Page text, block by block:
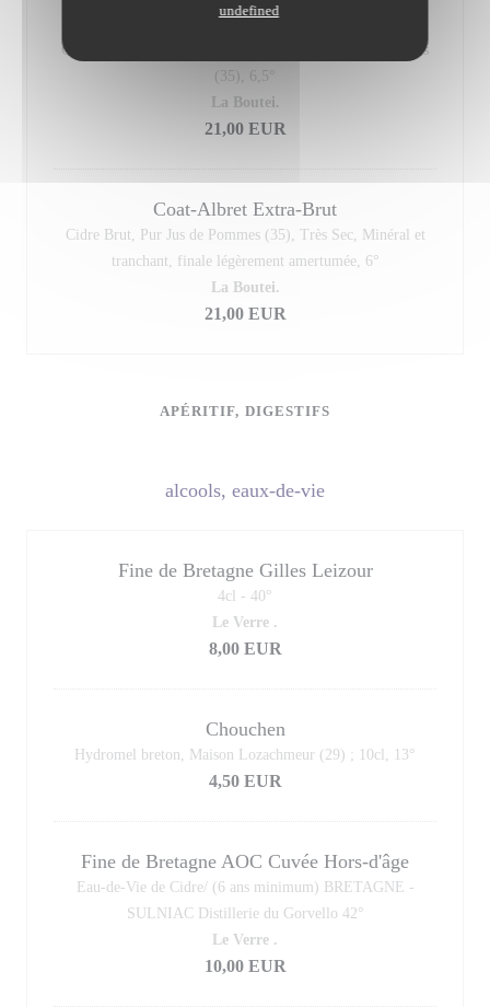
undefined
Coat-Albret Romillé
Cidre Brut Pur Jus, Puissant, Rond, Tanique, aromes boisés
(35), 6,5°
21,00 EUR
La Boutei.
Coat-Albret Extra-Brut
Cidre Brut, Pur Jus de Pommes (35), Très Sec, Minéral et
tranchant, finale légèrement amertumée, 6°
21,00 EUR
La Boutei.
APÉRITIF, DIGESTIFS
alcools, eaux-de-vie
Fine de Bretagne Gilles Leizour
4cl - 40°
8,00 EUR
Le Verre .
Chouchen
Hydromel breton, Maison Lozachmeur (29) ; 10cl, 13°
4,50 EUR
Fine de Bretagne AOC Cuvée Hors-d'âge
Eau-de-Vie de Cidre/ (6 ans minimum) BRETAGNE -
SULNIAC Distillerie du Gorvello 42°
10,00 EUR
Le Verre .